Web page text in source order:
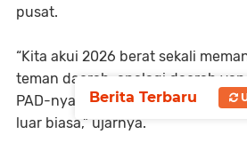
pusat.
“Kita akui 2026 berat sekali
teman daerah, apalagi daerah
PAD-nya rendah, TKD-nya juga
luar biasa,” ujarnya.
Berita Terbaru